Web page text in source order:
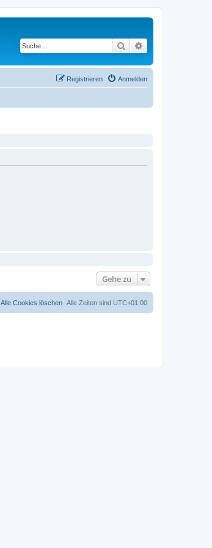
Suche
Anmelden
Registrieren
Gehe zu
Alle Zeiten sind UTC+01:00
Alle Cookies löschen